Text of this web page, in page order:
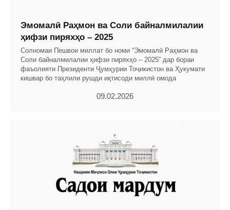
Эмомалӣ Раҳмон ва Соли байналмилалии
ҳифзи пиряхҳо – 2025
Солномаи Пешвои миллат бо номи “Эмомалӣ Раҳмон ва
Соли байналмилалии ҳифзи пиряхҳо – 2025” дар бораи
фаъолияти Президенти Ҷумҳурии Тоҷикистон ва Ҳукумати
кишвар бо таҳлили рушди иқтисоди миллӣ омода
09.02.2026